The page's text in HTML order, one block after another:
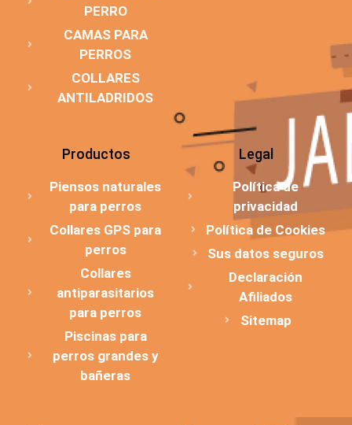
PERRO
CAMAS PARA
PERROS
COLLARES
ANTILADRIDOS
Productos
Piensos naturales
para perros
Collares GPS para
perros
Collares
antiparasitarios
para perros
Piscinas para
perros grandes y
bañeras
Legal
Política de
privacidad
Política de Cookies
Sus datos seguros
Declaración
Afiliados
Sitemap